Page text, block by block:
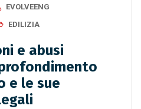
EVOLVEENG
EDILIZIA
e abusi
e le sue